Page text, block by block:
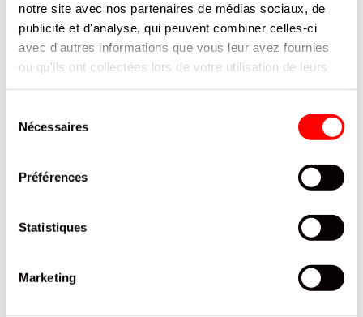
notre site avec nos partenaires de médias sociaux, de
publicité et d'analyse, qui peuvent combiner celles-ci
avec d'autres informations que vous leur avez fournies
ou qu'ils ont collectées lors de votre utilisation de leurs
Nécessaires
Préférences
Statistiques
Marketing
CARACTÉRISTIQUES
DOCUMENTATION
INTERESSER